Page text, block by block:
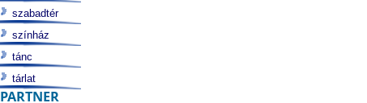
szabadtér
színház
tánc
tárlat
PARTNER